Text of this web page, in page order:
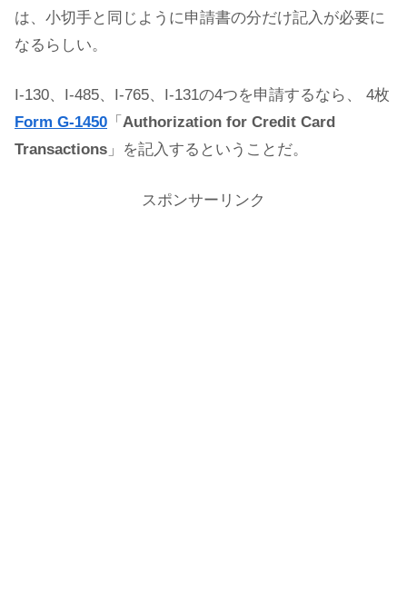
は、小切手と同じように申請書の分だけ記入が必要に
なるらしい。
I-130、I-485、I-765、I-131の4つを申請するなら、 4枚
Form G-1450 「 Authorization for Credit Card
Transactions 」を記入するということだ。
スポンサーリンク